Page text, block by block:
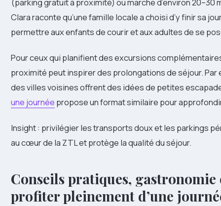
Clara raconte qu’une famille locale a choisi d’y finir sa
permettre aux enfants de courir et aux adultes de se
Pour ceux qui planifient des excursions
proximité peut inspirer des prolongations de séjour.
des villes voisines offrent des idées de petites
une journée propose un format similaire pour
Insight : privilégier les transports doux et les parkings
au cœur de la ZTL et protège la qualité du séjour.
Conseils pratiques, gastronomie
profiter pleinement d’une